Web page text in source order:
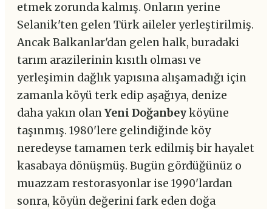
etmek zorunda kalmış. Onların yerine
Selanik'ten gelen Türk aileler yerleştirilmiş.
Ancak Balkanlar'dan gelen halk, buradaki
tarım arazilerinin kısıtlı olması ve
yerleşimin dağlık yapısına alışamadığı için
zamanla köyü terk edip aşağıya, denize
daha yakın olanYeni Doğanbeyköyüne
taşınmış. 1980'lere gelindiğinde köy
neredeyse tamamen terk edilmiş bir hayalet
kasabaya dönüşmüş. Bugün gördüğünüz o
muazzam restorasyonlar ise 1990'lardan
sonra, köyün değerini fark eden doğa